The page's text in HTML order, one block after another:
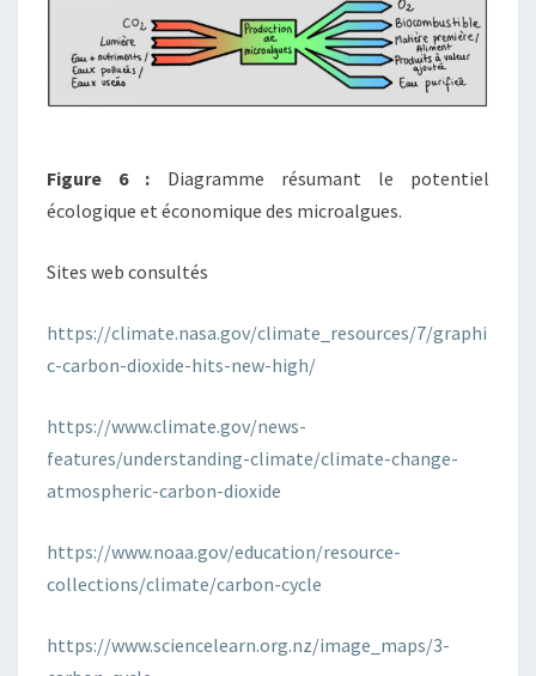
Figure 6 : Diagramme résumant le potentiel
écologique et économique des microalgues.
Sites web consultés
https://climate.nasa.gov/climate_resources/7/graphi
c-carbon-dioxide-hits-new-high/
https://www.climate.gov/news-
features/understanding-climate/climate-change-
atmospheric-carbon-dioxide
https://www.noaa.gov/education/resource-
collections/climate/carbon-cycle
https://www.sciencelearn.org.nz/image_maps/3-